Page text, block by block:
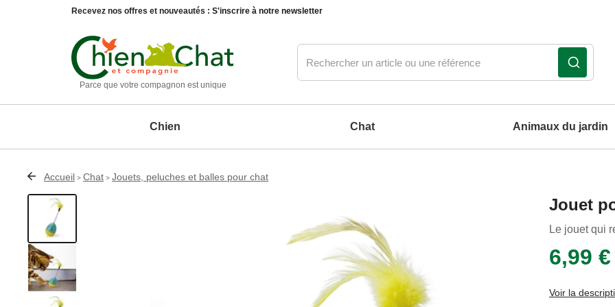
Recevez nos offres et nouveautés : S'inscrire à notre newsletter
Parce que votre compagnon est unique
Chien
Chien
Produits d'hygiène et soin chien
Paniers, coussins et tapis pour chien
Chat
Chat
Produits d'hygiène et soin chat
Animaux du jardin
Animaux du jardin
Maison et décoration
Accueil > Chat > Jouets, peluches et balles pour chat
Jouet
Le jouet qui
6,99 €
Voir la